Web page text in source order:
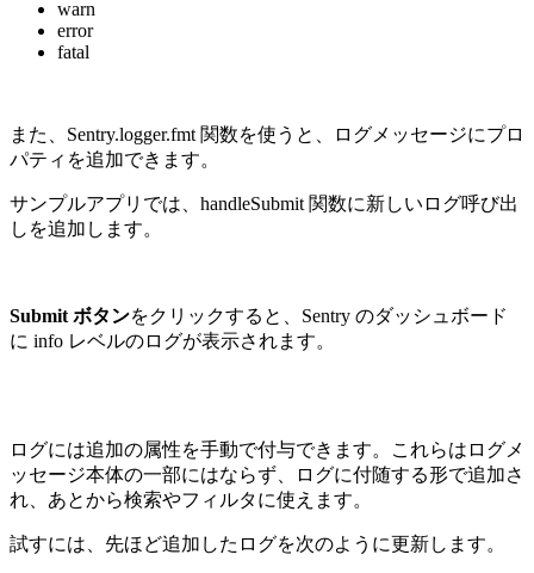
warn
error
fatal
また、Sentry.logger.fmt 関数を使うと、ログメッセージにプロ
パティを追加できます。
サンプルアプリでは、handleSubmit 関数に新しいログ呼び出
しを追加します。
Submit ボタンをクリックすると、Sentry のダッシュボード
に info レベルのログが表示されます。
ログには追加の属性を手動で付与できます。これらはログメ
ッセージ本体の一部にはならず、ログに付随する形で追加さ
れ、あとから検索やフィルタに使えます。
試すには、先ほど追加したログを次のように更新します。